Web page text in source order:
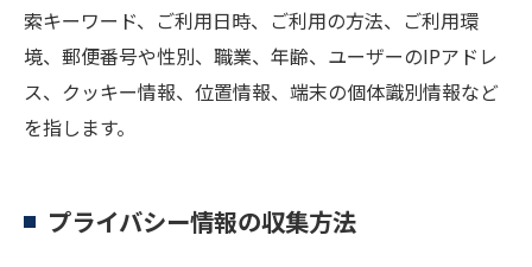
索キーワード、ご利用日時、ご利用の方法、ご利用環
境、郵便番号や性別、職業、年齢、ユーザーのIPアドレ
ス、クッキー情報、位置情報、端末の個体識別情報など
を指します。
プライバシー情報の収集方法